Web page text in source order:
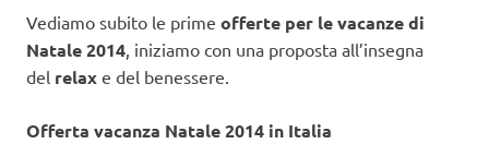
Vediamo subito le prime offerte per le vacanze di
Natale 2014, iniziamo con una proposta all’insegna
del relax e del benessere.
Offerta vacanza Natale 2014 in Italia